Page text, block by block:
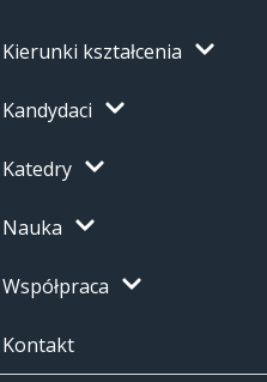
Kierunki kształcenia
Kandydaci
Katedry
Nauka
Współpraca
Kontakt